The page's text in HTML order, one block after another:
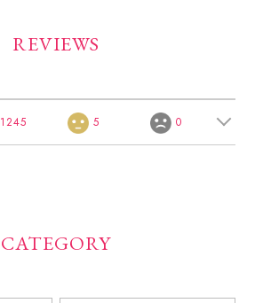
REVIEWS
1245 5 0
CATEGORY